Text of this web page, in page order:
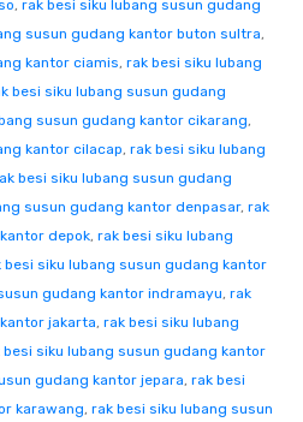
, rak besi siku lubang susun gudang
susun gudang kantor buton sultra,
kantor ciamis, rak besi siku lubang
besi siku lubang susun gudang
susun gudang kantor cikarang,
kantor cilacap, rak besi siku lubang
besi siku lubang susun gudang
susun gudang kantor denpasar, rak
depok, rak besi siku lubang
besi siku lubang susun gudang kantor
gudang kantor indramayu, rak
jakarta, rak besi siku lubang
besi siku lubang susun gudang kantor
gudang kantor jepara, rak besi
karawang, rak besi siku lubang susun